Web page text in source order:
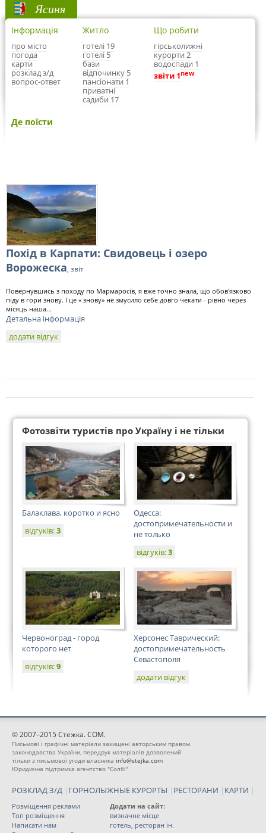
Ясиня
Інформація
про місто
погода
карти
розклад з/д
вопрос-ответ
Житло
готелі 19
готелі 5
бази
відпочинку 5
пансіонати 1
приватні
садиби 17
Що робити
гірськолижні
курорти 2
водоспади 1
звіти 1new
Де поїсти
Похід в Карпати: Свидовець і озеро
Ворожеска, звіт
Повернувшись з походу по Мармаросів, я вже точно знала, що обов'язково
піду в гори знову. І це « знову» не змусило себе довго чекати - рівно через
місяць наша...
Детальна інформація
додати відгук
Фотозвіти туристів про Україну і не тільки
Балаклава, коротко и ясно
відгуків:3
Одесса:
достопримечательности и
не только
відгуків:3
Червоноград - город
которого нет
відгуків:9
Херсонес Таврический:
достопримечательность
Севастополя
додати відгук
© 2007–2015 Стежка. COM.
Письмові і графічні матеріали захищені авторським правом
законодавства України, передрук матеріалів дозволений
тільки з письмової угоди власника info@stejka.com
Юридична підтримка агентство "Солбі"
РОЗКЛАД З/Д | ГОРНОЛЫЖНЫЕ КУРОРТЫ | РЕСТОРАНИ | КАРТИ |
Розміщення реклами
Топ розміщення
Написати нам
Додати на сайт:
визначне місце
готель, ресторан ін.